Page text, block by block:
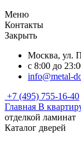
Меню
Контакты
Закрыть
Москва, ул.
с 8:00 до
info@metal-
+7 (495) 755-16-40
Главная В
отделкой ламинат
Каталог дверей